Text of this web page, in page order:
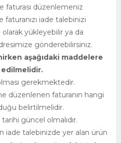
faturası düzenlemeniz
iade talebinizi
yükleyebilir ya da
gönderebilirsiniz.
aşağıdaki maddelere
gerekmektedir.
düzenlenen faturanın hangi
belirtilmelidir.
güncel olmalıdır.
iade talebinizde yer alan ürün